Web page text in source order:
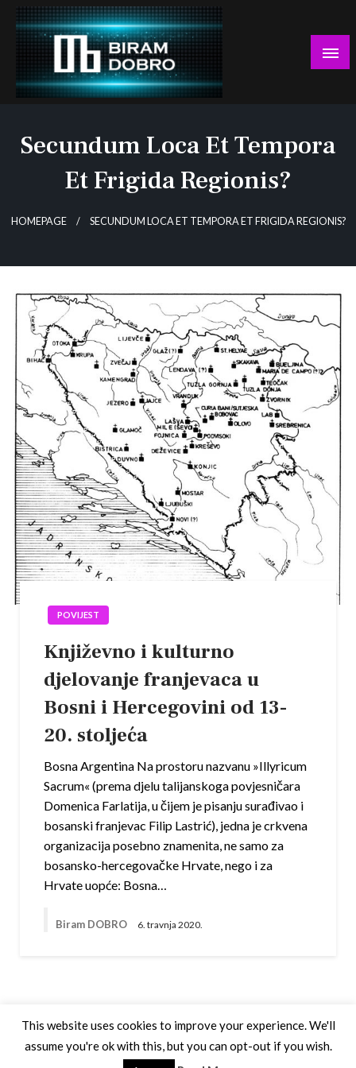
Skip
content
Secundum Loca Et Tempora
Et Frigida Regionis?
HOMEPAGE SECUNDUM LOCA ET TEMPORA ET FRIGIDA REGIONIS?
POVIJEST
Književno i kulturno
djelovanje franjevaca u
Bosni i Hercegovini od 13-
20. stoljeća
Bosna Argentina Na prostoru nazvanu »Illyricum
Sacrum« (prema djelu talijanskoga povjesničara
Domenica Farlatija, u čijem je pisanju surađivao i
bosanski franjevac Filip Lastrić), jedna je crkvena
organizacija posebno znamenita, ne samo za
bosansko-hercegovačke Hrvate, nego i za
Hrvate uopće: Bosna…
Biram DOBRO 6. travnja 2020.
This website uses cookies to improve your experience. We'll
assume you're ok with this, but you can opt-out if you wish.